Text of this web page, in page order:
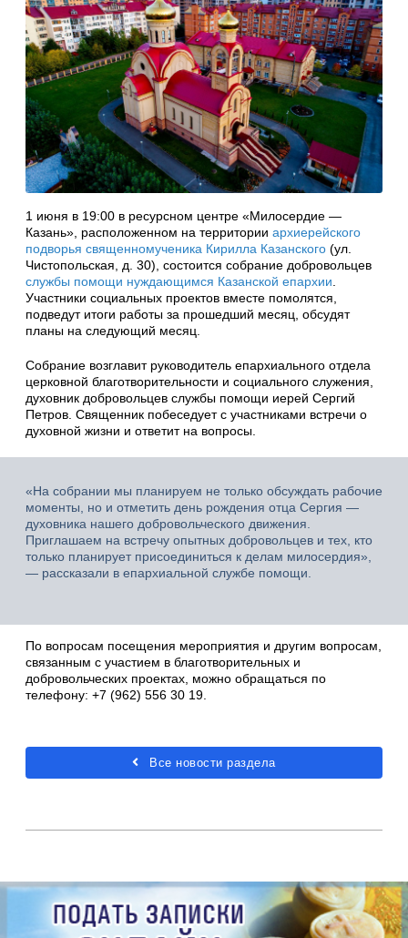
1 июня в 19:00 в ресурсном центре «Милосердие —
Казань», расположенном на территории архиерейского
подворья священномученика Кирилла Казанского (ул.
Чистопольская, д. 30), состоится собрание добровольцев
службы помощи нуждающимся Казанской епархии
Участники социальных проектов вместе помолятся,
подведут итоги работы за прошедший месяц, обсудят
планы на следующий месяц.
Собрание возглавит руководитель епархиального отдела
церковной благотворительности и социального служения,
духовник добровольцев службы помощи иерей Сергий
Петров. Священник побеседует с участниками встречи о
духовной жизни и ответит на вопросы.
«На собрании мы планируем не только обсуждать рабочие
моменты, но и отметить день рождения отца Сергия —
духовника нашего добровольческого движения.
Приглашаем на встречу опытных добровольцев и тех, кто
только планирует присоединиться к делам милосердия»,
— рассказали в епархиальной службе помощи.
По вопросам посещения мероприятия и другим вопросам,
связанным с участием в благотворительных и
добровольческих проектах, можно обращаться по
телефону: +7 (962) 556 30 19.
Все новости раздела